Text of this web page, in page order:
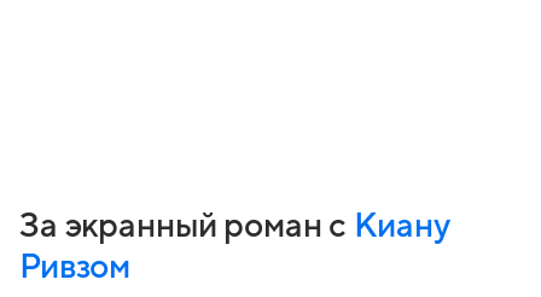
За экранный роман с Киану
Ривзом